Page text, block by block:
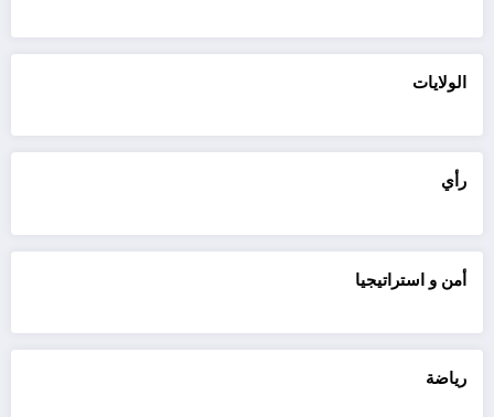
الولايات
رأي
أمن و استراتيجيا
رياضة